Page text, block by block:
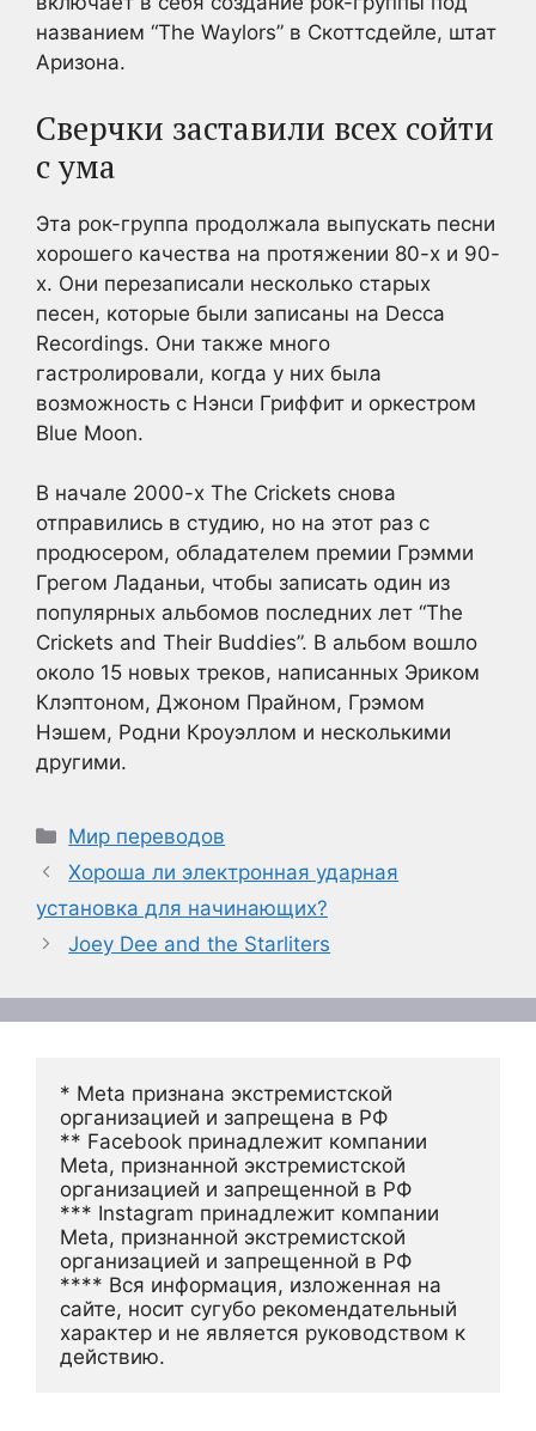
названием “The Waylors” в Скоттсдейле, штат
Аризона.
Сверчки заставили всех сойти
с ума
Эта рок-группа продолжала выпускать песни
хорошего качества на протяжении 80-х и 90-
х. Они перезаписали несколько старых
песен, которые были записаны на Decca
Recordings. Они также много
гастролировали, когда у них была
возможность с Нэнси Гриффит и оркестром
Blue Moon.
В начале 2000-х The Crickets снова
отправились в студию, но на этот раз с
продюсером, обладателем премии Грэмми
Грегом Ладаньи, чтобы записать один из
популярных альбомов последних лет “The
Crickets and Their Buddies”. В альбом вошло
около 15 новых треков, написанных Эриком
Клэптоном, Джоном Прайном, Грэмом
Нэшем, Родни Кроуэллом и несколькими
другими.
Рубрики
Мир переводов
Хороша ли электронная ударная
установка для начинающих?
Joey Dee and the Starliters
* Meta признана экстремистской
организацией и запрещена в РФ
** Facebook принадлежит компании
Meta, признанной экстремистской
организацией и запрещенной в РФ
*** Instagram принадлежит компании
Meta, признанной экстремистской
организацией и запрещенной в РФ
**** Вся информация, изложенная на
сайте, носит сугубо рекомендательный
характер и не является руководством к
действию.